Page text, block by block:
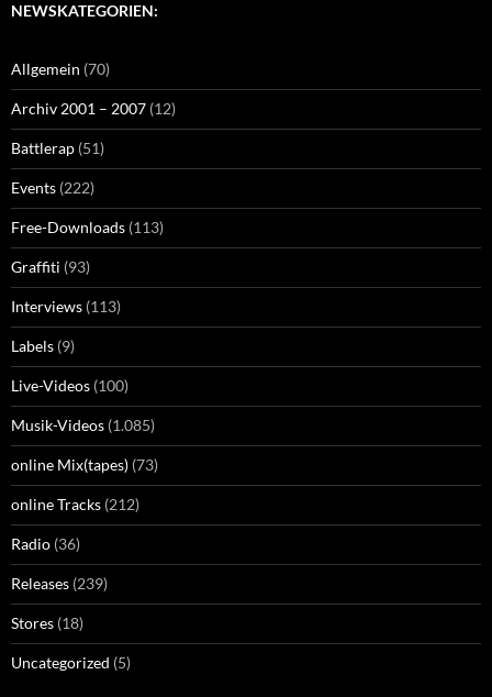
NEWSKATEGORIEN:
Allgemein (70)
Archiv 2001 – 2007 (12)
Battlerap (51)
Events (222)
Free-Downloads (113)
Graffiti (93)
Interviews (113)
Labels (9)
Live-Videos (100)
Musik-Videos (1.085)
online Mix(tapes) (73)
online Tracks (212)
Radio (36)
Releases (239)
Stores (18)
Uncategorized (5)